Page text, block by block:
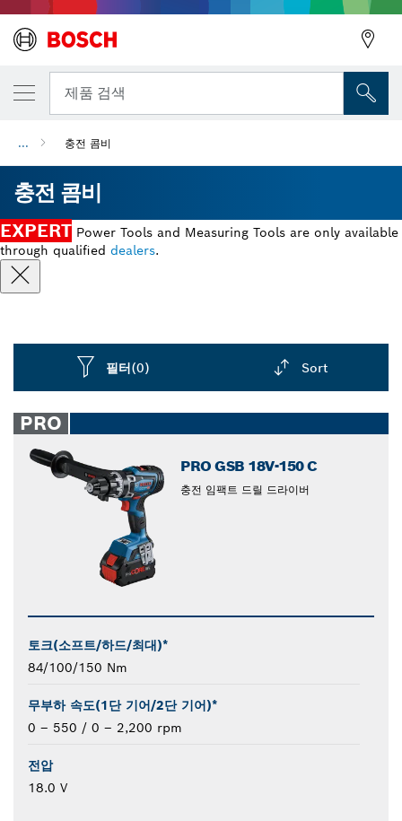
제품 검색
... 충전 콤비
충전 콤비
EXPERT Power Tools and Measuring Tools are only available
through qualified dealers.
필터(0) Sort
closed
PRO
PRO GSB 18V-150 C
충전 임팩트 드릴 드라이버
토크(소프트/하드/최대)*
84/100/150 Nm
무부하 속도(1단 기어/2단 기어)*
0 – 550 / 0 – 2,200 rpm
전압
18.0 V